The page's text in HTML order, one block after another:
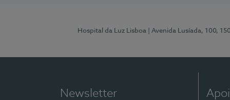
Hospital da Luz Lisboa | Avenida Lusíada, 100,
Newsletter